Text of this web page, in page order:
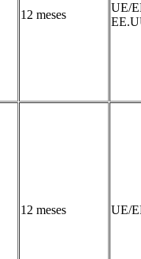
12 meses
UE/
12 meses UE/